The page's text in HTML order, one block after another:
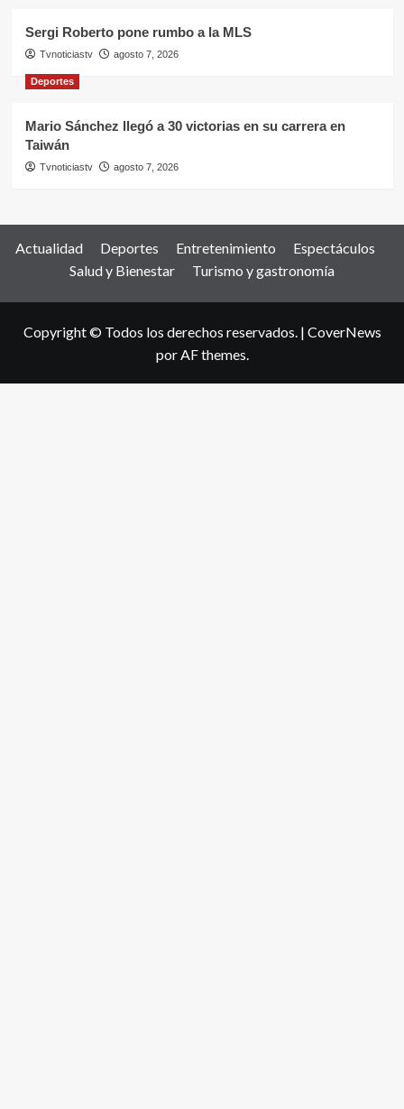
Sergi Roberto pone rumbo a la MLS
Tvnoticiastv agosto 7, 2026
Deportes
Mario Sánchez llegó a 30 victorias en su carrera en
Taiwán
Tvnoticiastv agosto 7, 2026
Actualidad Deportes Entretenimiento
Espectáculos
Salud y Bienestar
Turismo y gastronomía
Copyright © Todos los derechos reservados. | CoverNews
por AF themes.